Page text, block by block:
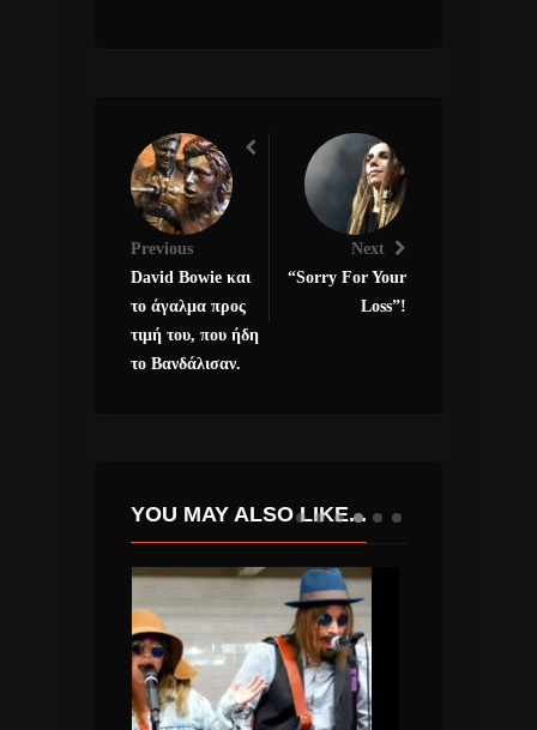
Previous
David Bowie και
το άγαλμα προς
τιμή του, που ήδη
το Βανδάλισαν.
Next
“Sorry For Your
Loss”!
YOU MAY ALSO LIKE...